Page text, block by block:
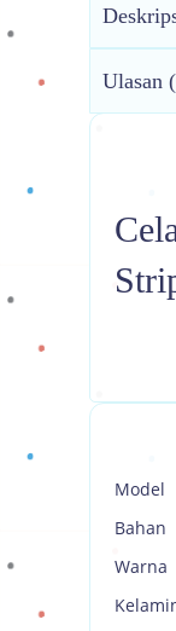
Ulasan
Model
Bahan
Warna